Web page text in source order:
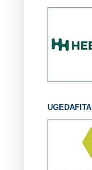
UGEDAFITA